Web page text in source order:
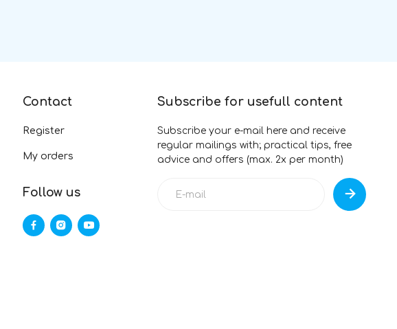
Contact
Register
My orders
Follow us
Subscribe for usefull content
Subscribe your e-mail here and receive
regular mailings with; practical tips, free
advice and offers (max. 2x per month)